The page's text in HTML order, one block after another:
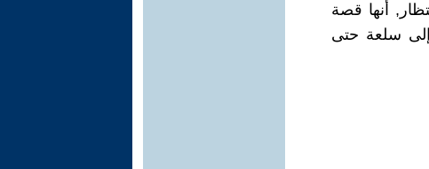
أنها قصة
سلعة حتى